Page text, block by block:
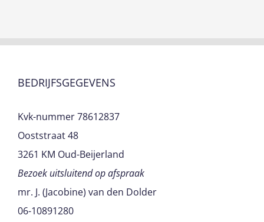
BEDRIJFSGEGEVENS
Kvk-nummer 78612837
Ooststraat 48
3261 KM Oud-Beijerland
Bezoek uitsluitend op afspraak
mr. J. (Jacobine) van den Dolder
06-10891280